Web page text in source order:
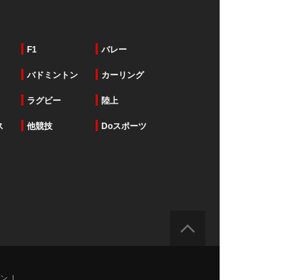
F1 バレー
バドミントン カーリング
ラグビー 陸上
他競技 Doスポーツ